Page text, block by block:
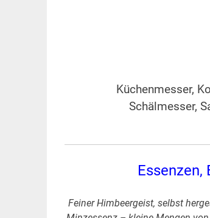
Küchenmesser,
Schälmesser,
Essenzen,
Feiner Himbeergeist, selbst